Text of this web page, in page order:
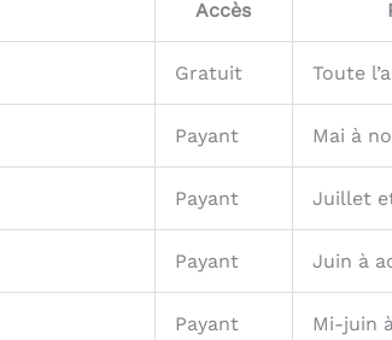
Accès
Gratuit Toute
Payant Mai à
Payant Juillet
Payant Juin à
Payant Mi-juin